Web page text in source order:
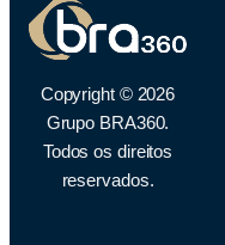
Copyright © 2026
Grupo BRA360.
Todos os direitos
reservados.